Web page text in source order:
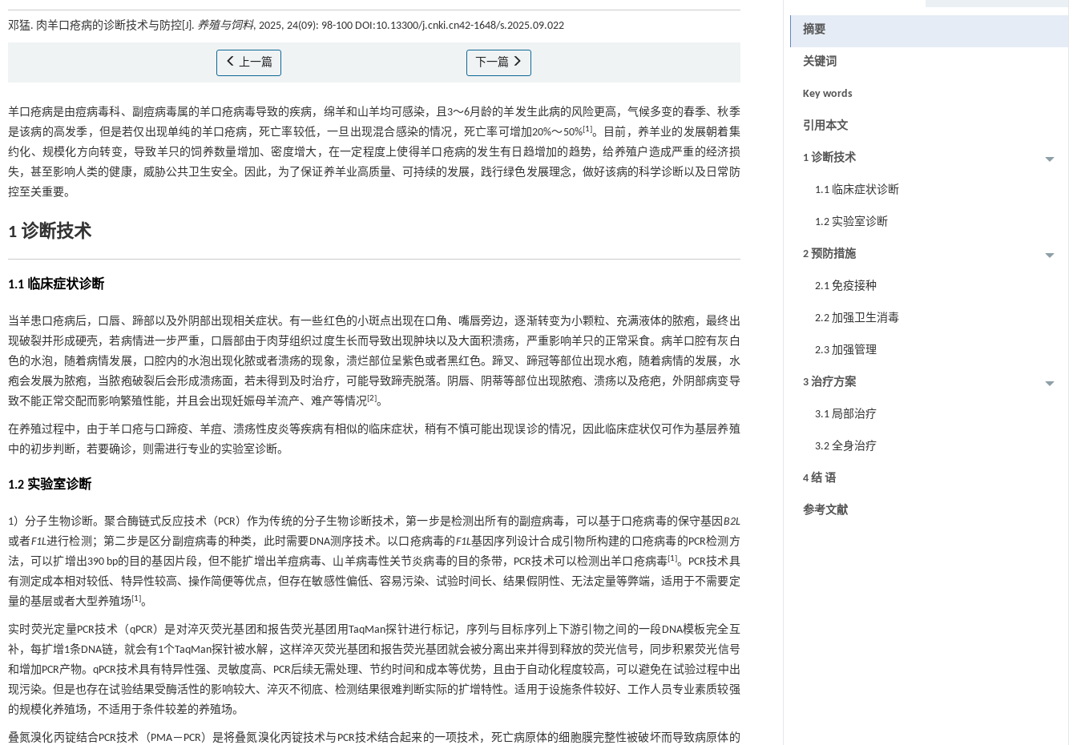
邓猛. 肉羊口疮病的诊断技术与防控[J]. 养殖与饲料, 2025, 24(09): 98-100 DOI:10.13300/j.cnki.cn42-1648/s.2025.09.022
上一篇 下一篇
羊口疮病是由痘病毒科、副痘病毒属的羊口疮病毒导致的疾病，绵羊和山羊均可感染，且3～6月龄的羊发生此病的风险更高，气候多变的春季、秋季
是该病的高发季，但是若仅出现单纯的羊口疮病，死亡率较低，一旦出现混合感染的情况，死亡率可增加20%～50%[1]。目前，养羊业的发展朝着集
约化、规模化方向转变，导致羊只的饲养数量增加、密度增大，在一定程度上使得羊口疮病的发生有日趋增加的趋势，给养殖户造成严重的经济损
失，甚至影响人类的健康，威胁公共卫生安全。因此，为了保证养羊业高质量、可持续的发展，践行绿色发展理念，做好该病的科学诊断以及日常防
控至关重要。
1 诊断技术
1.1 临床症状诊断
当羊患口疮病后，口唇、蹄部以及外阴部出现相关症状。有一些红色的小斑点出现在口角、嘴唇旁边，逐渐转变为小颗粒、充满液体的脓疱，最终出
现破裂并形成硬壳，若病情进一步严重，口唇部由于肉芽组织过度生长而导致出现肿块以及大面积溃疡，严重影响羊只的正常采食。病羊口腔有灰白
色的水泡，随着病情发展，口腔内的水泡出现化脓或者溃疡的现象，溃烂部位呈紫色或者黑红色。蹄叉、蹄冠等部位出现水疱，随着病情的发展，水
疱会发展为脓疱，当脓疱破裂后会形成溃疡面，若未得到及时治疗，可能导致蹄壳脱落。阴唇、阴蒂等部位出现脓疱、溃疡以及疮疤，外阴部病变导
致不能正常交配而影响繁殖性能，并且会出现妊娠母羊流产、难产等情况[2]。
在养殖过程中，由于羊口疮与口蹄疫、羊痘、溃疡性皮炎等疾病有相似的临床症状，稍有不慎可能出现误诊的情况，因此临床症状仅可作为基层养殖
中的初步判断，若要确诊，则需进行专业的实验室诊断。
1.2 实验室诊断
1）分子生物诊断。聚合酶链式反应技术（PCR）作为传统的分子生物诊断技术，第一步是检测出所有的副痘病毒，可以基于口疮病毒的保守基因 B2L
或者F1L进行检测；第二步是区分副痘病毒的种类，此时需要DNA测序技术。以口疮病毒的F1L基因序列设计合成引物所构建的口疮病毒的PCR检测方
法，可以扩增出390 bp的目的基因片段，但不能扩增出羊痘病毒、山羊病毒性关节炎病毒的目的条带，PCR技术可以检测出羊口疮病毒[1]。PCR技术具
有测定成本相对较低、特异性较高、操作简便等优点，但存在敏感性偏低、容易污染、试验时间长、结果假阴性、无法定量等弊端，适用于不需要定
量的基层或者大型养殖场[1]。
实时荧光定量PCR技术（qPCR）是对淬灭荧光基团和报告荧光基团用TaqMan探针进行标记，序列与目标序列上下游引物之间的一段DNA模板完全互
补，每扩增1条DNA链，就会有1个TaqMan探针被水解，这样淬灭荧光基团和报告荧光基团就会被分离出来并得到释放的荧光信号，同步积累荧光信号
和增加PCR产物。qPCR技术具有特异性强、灵敏度高、PCR后续无需处理、节约时间和成本等优势，且由于自动化程度较高，可以避免在试验过程中出
现污染。但是也存在试验结果受酶活性的影响较大、淬灭不彻底、检测结果很难判断实际的扩增特性。适用于设施条件较好、工作人员专业素质较强
的规模化养殖场，不适用于条件较差的养殖场。
叠氮溴化丙锭结合PCR技术（PMA－PCR）是将叠氮溴化丙锭技术与PCR技术结合起来的一项技术，死亡病原体的细胞膜完整性被破坏而导致病原体的
摘要
关键词
Key words
引用本文
1 诊断技术
1.1 临床症状诊断
1.2 实验室诊断
2 预防措施
2.1 免疫接种
2.2 加强卫生消毒
2.3 加强管理
3 治疗方案
3.1 局部治疗
3.2 全身治疗
4 结 语
参考文献